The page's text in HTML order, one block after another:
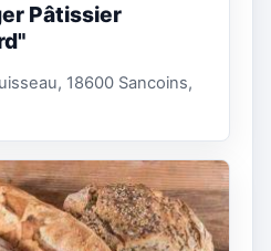
Pâtissier
18600 Sancoins,